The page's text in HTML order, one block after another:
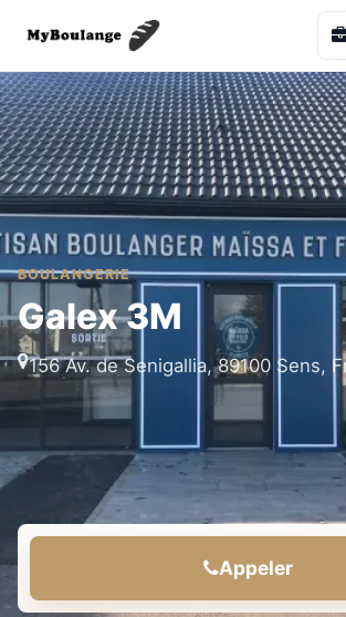
BOULANGERIE
Galex 3M
156 Av. de Senigallia, 89100 Sens,
Appeler